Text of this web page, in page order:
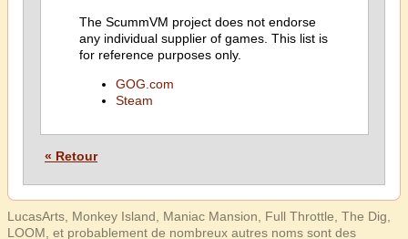
The ScummVM project does not endorse
any individual supplier of games. This list is
for reference purposes only.
GOG.com
Steam
« Retour
LucasArts, Monkey Island, Maniac Mansion, Full Throttle, The Dig,
LOOM, et probablement de nombreux autres noms sont des